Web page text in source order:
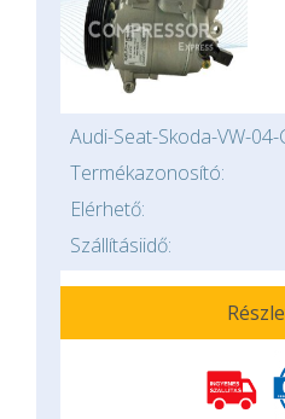
Audi-Seat-Skoda-VW-04-
Termékazonosító:
Elérhető:
Szállításiidő: